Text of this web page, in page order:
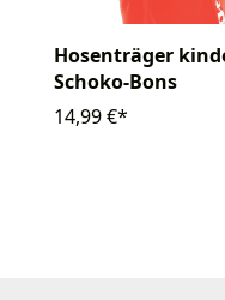
Hosenträger
Schoko-Bons
14,99 €*